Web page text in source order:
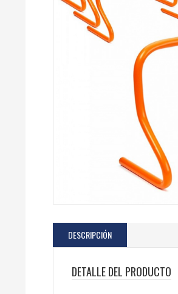
DESCRIPCIÓN
DETALLE DEL PRODUCTO